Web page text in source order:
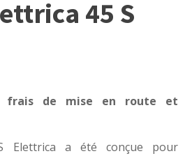
45 S
frais de mise en route et
Elettrica a été conçue pour